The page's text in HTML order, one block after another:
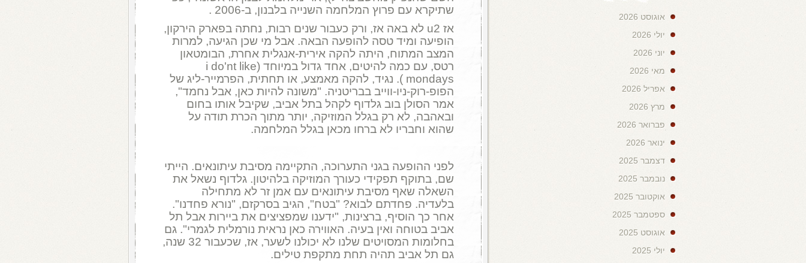
שתיקרא עם פרוץ המלחמה השנייה בלבנון, ב-2006 .
אז u2 לא באה אז, ורק כעבור שנים רבות, נחתה בפארק הירקון,
הופיעה ומיד טסה להופעה הבאה. אבל מי שכן הגיעה, למרות
המצב המתוח, היתה להקה אירית-אנגלית אחרת, הבומטאון
רטס, עם כמה להיטים, אחד גדול במיוחד (i do'nt like
mondays ). נגיד, להקה מאמצע, או תחתית, הפרמייר-ליג של
הפופ-רוק-ניו-ווייב בבריטניה. "משונה להיות כאן, אבל נחמד",
אמר הסולן בוב גלדוף לקהל בתל אביב, שקיבל אותו בחום
ובאהבה, לא רק בגלל המוזיקה, יותר מתוך הכרת תודה על
שהוא וחבריו לא ברחו מכאן בגלל המלחמה.
לפני ההופעה בגני התערוכה, התקיימה מסיבת עיתונאים. הייתי
שם, בתוקף תפקידי כעורך המוזיקה בלהיטון. גלדוף נשאל את
השאלה שאף מסיבת עיתונאים עם אמן זר לא מתחילה
בלעדיה. פחדתם לבוא? "בטח", הגיב בסרקזם, "נורא פחדנו".
אחר כך הוסיף, ברצינות, "ידענו שמפציצים את ביירות אבל תל
אביב בטוחה ואין בעיה. האווירה כאן נראית נורמלית לגמרי". גם
בחלומות המסויטים שלנו לא יכולנו לשער, אז, שכעבור 32 שנה,
גם תל אביב תהיה תחת מתקפת טילים.
אוגוסט 2026
יולי 2026
יוני 2026
מאי 2026
אפריל 2026
מרץ 2026
פברואר 2026
ינואר 2026
דצמבר 2025
נובמבר 2025
אוקטובר 2025
ספטמבר 2025
אוגוסט 2025
יולי 2025